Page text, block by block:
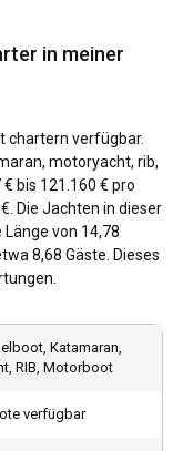
auf der ganzen
azurblaues
Idyllen wie
Martin mit
Riffen aufwarten.
südpazifischen
Abfolgen von
Meere,
für Anfänger
Charteryachten
Sie auf eine Reise
in meiner
chartern verfügbar.
motoryacht, rib,
bis 121.160 € pro
Die Jachten in dieser
von 14,78
8,68 Gäste. Dieses
Katamaran,
RIB, Motorboot
verfügbar